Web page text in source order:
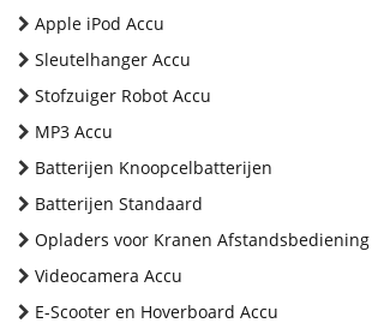
Apple iPod Accu
Sleutelhanger Accu
Stofzuiger Robot Accu
MP3 Accu
Batterijen Knoopcelbatterijen
Batterijen Standaard
Opladers voor Kranen Afstandsbediening
Videocamera Accu
E-Scooter en Hoverboard Accu